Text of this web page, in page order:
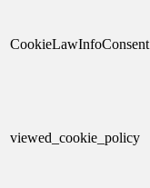
CookieLawInfoConsent
viewed_cookie_policy